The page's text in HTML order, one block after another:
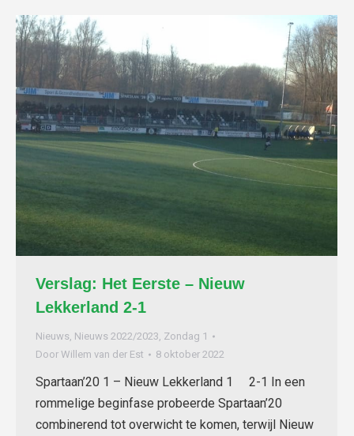
Verslag: Het Eerste – Nieuw
Lekkerland 2-1
Nieuws, Nieuws 2022/2023, Zondag 1
Door Willem van der Est 8 oktober 2022
Spartaan’20 1 – Nieuw Lekkerland 1 2-1 In een
rommelige beginfase probeerde Spartaan’20
combinerend tot overwicht te komen, terwijl Nieuw